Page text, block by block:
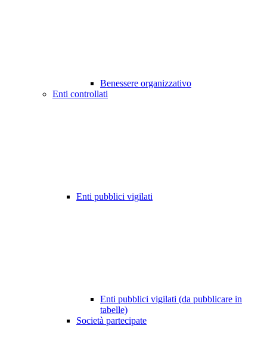
Benessere organizzativo
Enti controllati
Enti pubblici vigilati
Enti pubblici vigilati (da pubblicare in
tabelle)
Società partecipate